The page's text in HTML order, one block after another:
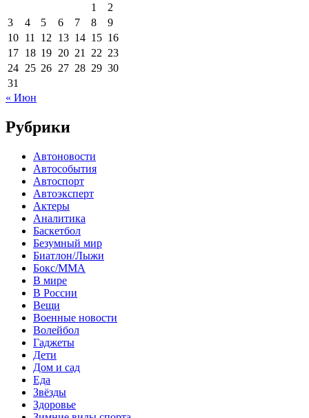
1
2
3
4 5 6 7 8
9
10 11 12 13 14 15 16
17 18 19 20 21 22 23
24 25 26 27 28 29 30
31
« Июн
Рубрики
Автоновости
Автособытия
Автоспорт
Автоэксперт
Актеры
Аналитика
Баскетбол
Безумный мир
Биатлон/Лыжи
Бокс/MMA
В мире
В России
Вещи
Военные новости
Волейбол
Гаджеты
Дети
Дом и сад
Еда
Звёзды
Здоровье